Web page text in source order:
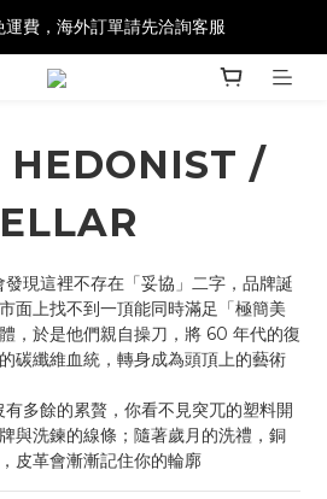
運費，海外訂單請先洽詢客服
HEDONIST /
現這裡不存在「妥協」二字，品牌誕
面上找不到一頂能同時滿足「極簡美
，於是他們親自操刀，將 60 年代的復
碳纖維血統，轉身成為頭頂上的藝術
多餘的累贅，你看不見突兀的塑料開
與洗鍊的線條；隨著歲月的洗禮，銅
皮革會漸漸記住你的輪廓